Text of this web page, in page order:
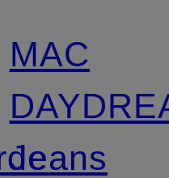
MAC
Jeans